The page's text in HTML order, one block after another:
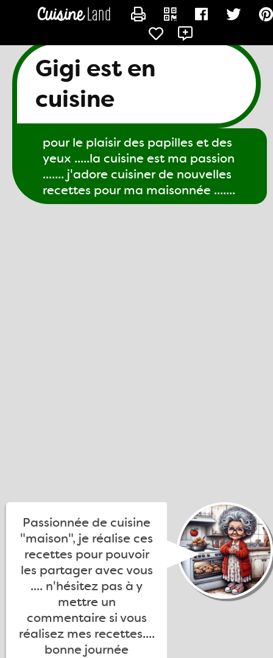
Gigi est en
cuisine
pour le plaisir des papilles et des
yeux .....la cuisine est ma passion
....... j'adore cuisiner de nouvelles
recettes pour ma maisonnée .......
Passionnée de cuisine
"maison", je réalise ces
recettes pour pouvoir
les partager avec vous
.... n'hésitez pas à y
mettre un
commentaire si vous
réalisez mes recettes....
bonne journée
CONTACTER GIGI61